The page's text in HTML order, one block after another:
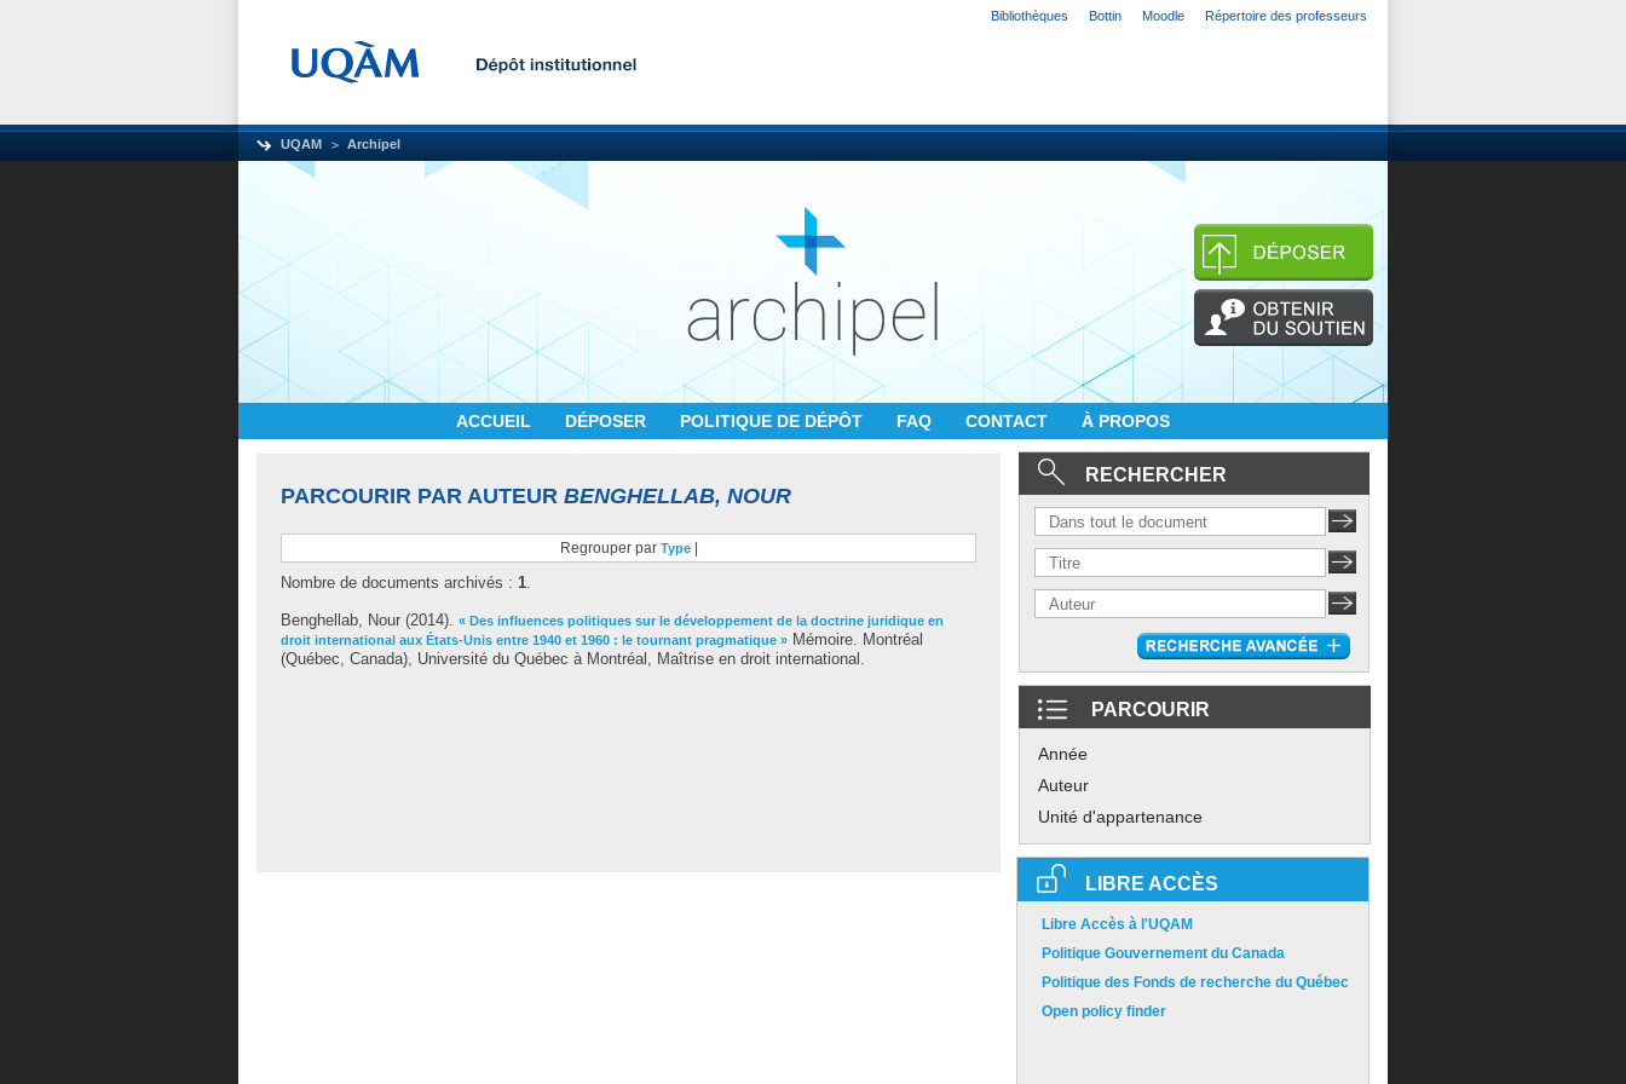
Bibliothèques Bottin Moodle Répertoire des professeurs
UQAM Archipel
ACCUEIL DÉPOSER POLITIQUE DE DÉPÔT FAQ CONTACT À PROPOS
PARCOURIR PAR AUTEUR BENGHELLAB, NOUR
Regrouper par Type
Nombre de documents archivés : 1.
Benghellab, Nour (2014). « Des influences politiques sur le développement de la doctrine juridique en
droit international aux États-Unis entre 1940 et 1960 : le tournant pragmatique » Mémoire. Montréal
(Québec, Canada), Université du Québec à Montréal, Maîtrise en droit international.
RECHERCHER
PARCOURIR
Année
Auteur
Unité d'appartenance
LIBRE ACCÈS
Libre Accès à l'UQAM
Politique Gouvernement du Canada
Politique des Fonds de recherche du Québec
Open policy finder